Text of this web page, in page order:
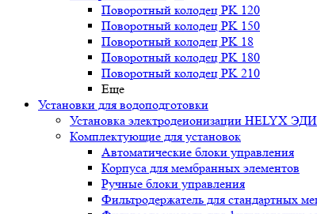
Поворотный колодец PK 120
Поворотный колодец PK 150
Поворотный колодец PK 18
Поворотный колодец PK 180
Поворотный колодец PK 210
Еще
Установки для водоподготовки
Установка электродеионизации HELYX ЭДИ
Комплектующие для установок
Автоматические блоки управления
Корпуса для мембранных элементов
Ручные блоки управления
Фильтродержатель для стандартных